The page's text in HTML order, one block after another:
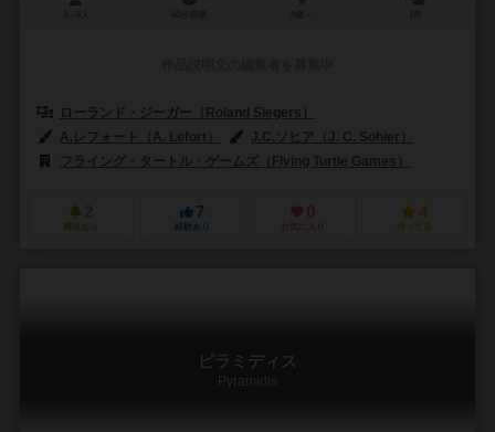
ローランド・ジーガー（Roland Siegers）
A.レフォート（A. Lefort）
J.C.ソヒア（J. C. Sohier）
フライング・タートル・ゲームズ（Flying Turtle Games）
2
興味あり
7
経験あり
0
お気に入り
4
持ってる
ピラミディス
Pyramidis